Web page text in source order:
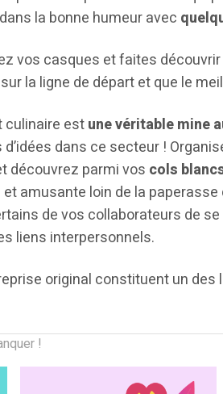
la bonne humeur avec
vos casques et faites
la ligne de départ et que le
culinaire estune véritable mine
dans ce secteur !
découvrez parmi vos cols
et amusante loin de la
de vos collaborateurs de
liens interpersonnels.
original constituent un
!